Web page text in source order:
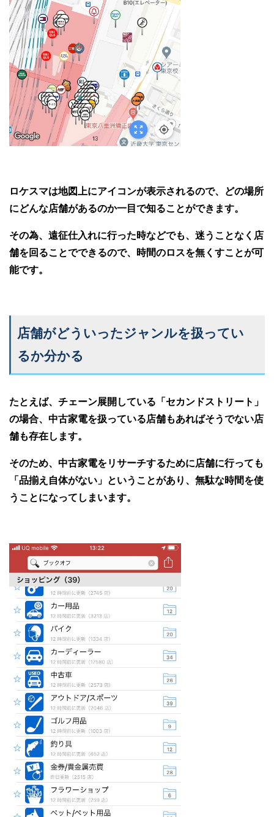
ロケスマは地図上にアイコンが表示されるので、どの場所
にどんな店舗があるのか一目で知ることができます。
その為、遠征仕入れに行った時などでも、迷うことなく店
舗を回ることでできるので、時間のロスを無くすことが可
能です。
店舗がどういったジャンルを扱ってい
るか分かる
たとえば、チェーン展開している「セカンドストリート」
の場合、中古家電を扱っている店舗もあればそうでない店
舗も存在します。
そのため、中古家電をリサーチするために店舗に行っても
「品揃え自体がない」ということがあり、無駄な時間を使
うことになってしまいます。